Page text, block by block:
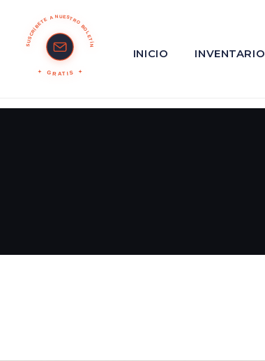
SUSCRÍBETE A NUESTRO BOLETÍN
GRATIS
INICIO INVENTARIO